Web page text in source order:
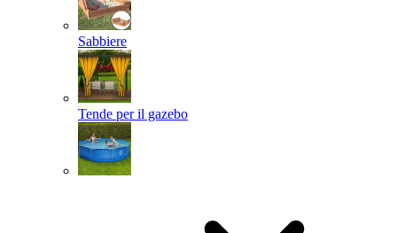
Sabbiere
Tende per il gazebo